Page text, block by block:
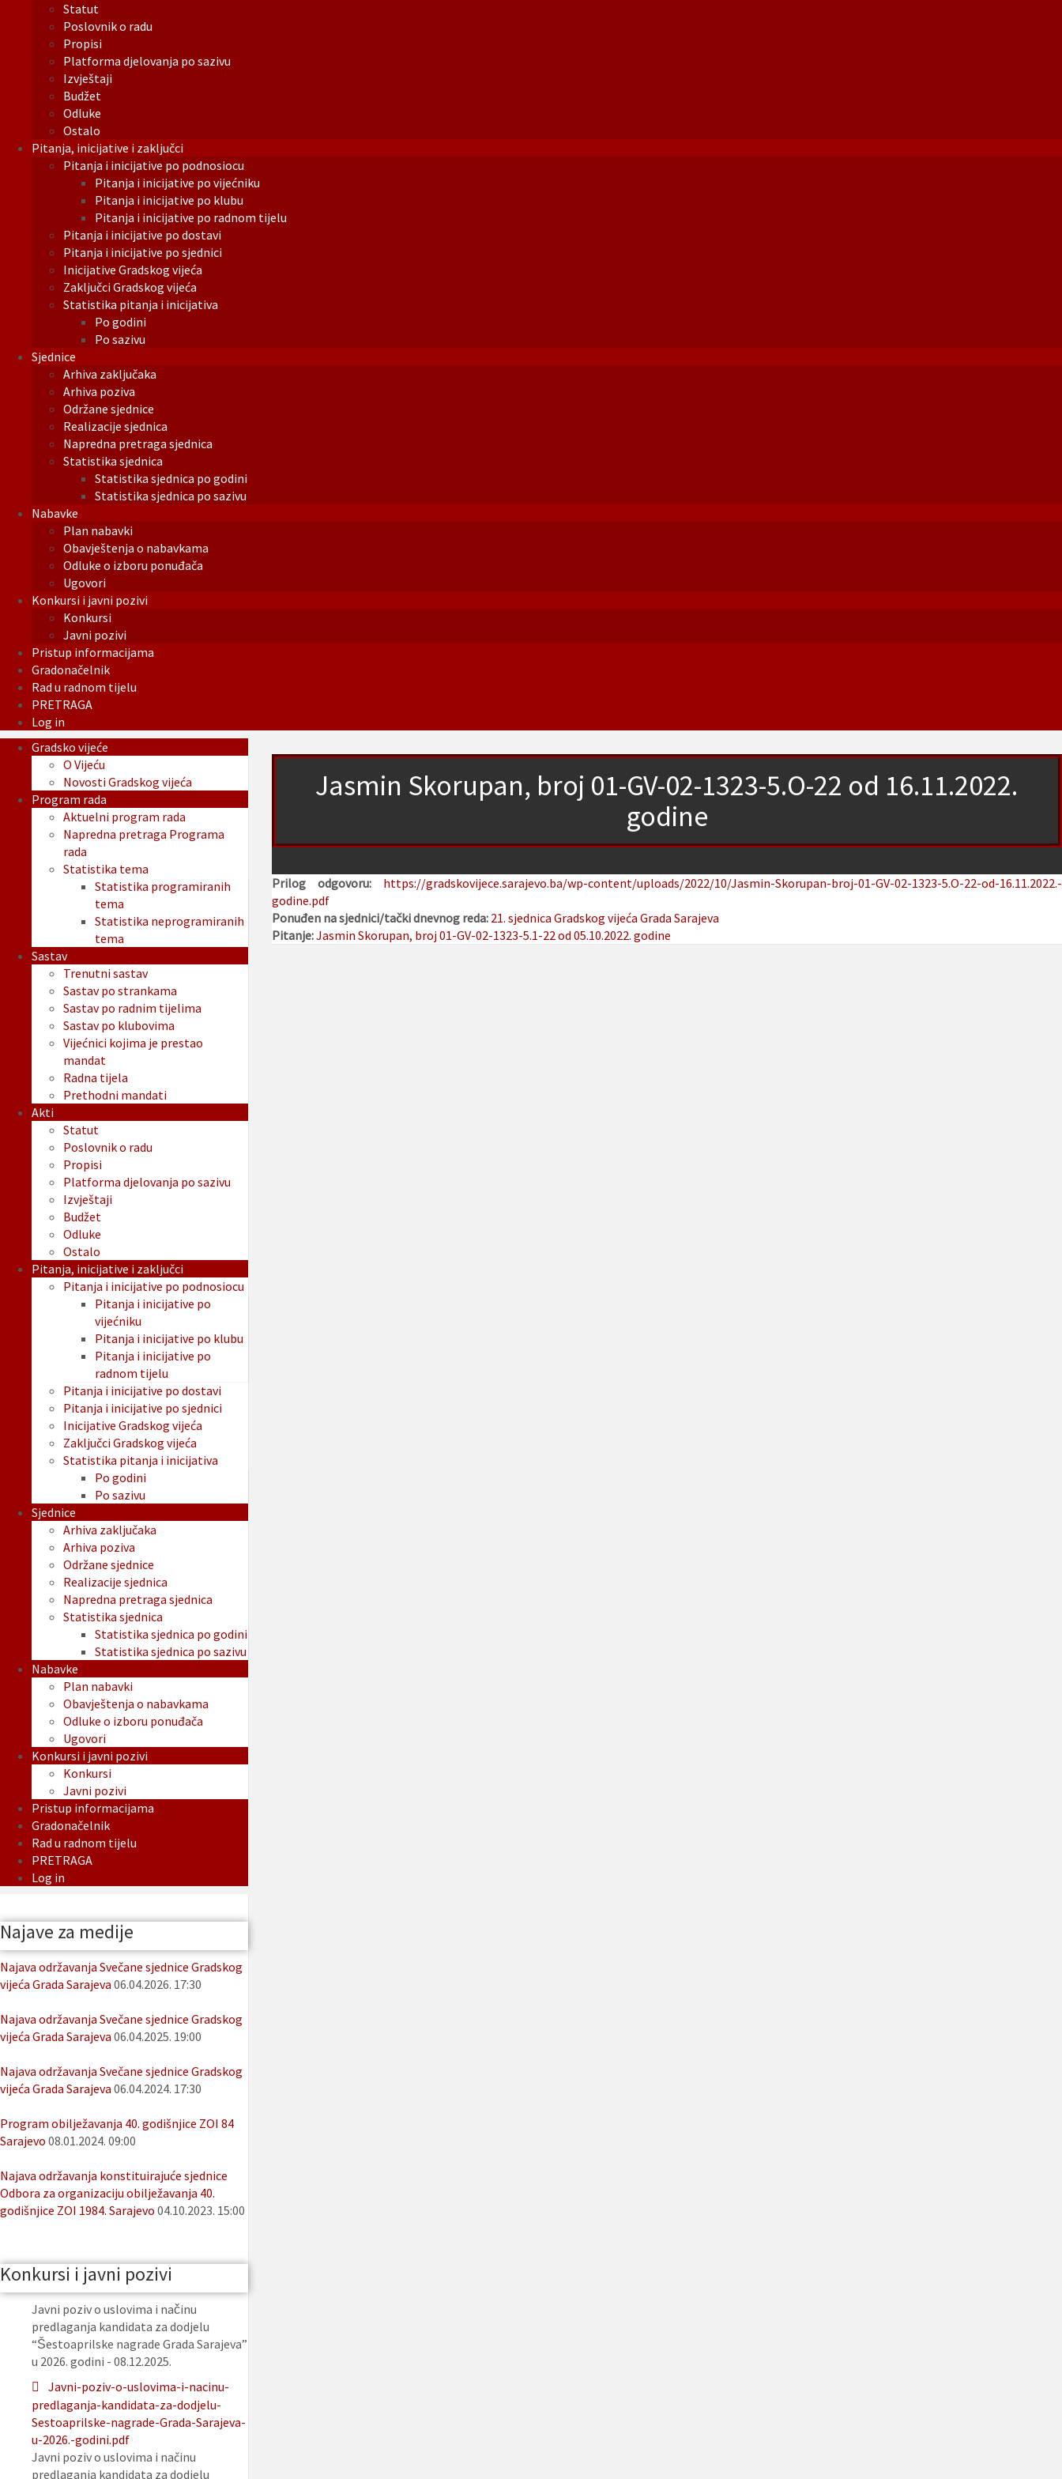
Statut
Poslovnik o radu
Propisi
Platforma djelovanja po sazivu
Izvještaji
Budžet
Odluke
Ostalo
Pitanja, inicijative i zaključci
Pitanja i inicijative po podnosiocu
Pitanja i inicijative po vijećniku
Pitanja i inicijative po klubu
Pitanja i inicijative po radnom tijelu
Pitanja i inicijative po dostavi
Pitanja i inicijative po sjednici
Inicijative Gradskog vijeća
Zaključci Gradskog vijeća
Statistika pitanja i inicijativa
Po godini
Po sazivu
Sjednice
Arhiva zaključaka
Arhiva poziva
Održane sjednice
Realizacije sjednica
Napredna pretraga sjednica
Statistika sjednica
Statistika sjednica po godini
Statistika sjednica po sazivu
Nabavke
Plan nabavki
Obavještenja o nabavkama
Odluke o izboru ponuđača
Ugovori
Konkursi i javni pozivi
Konkursi
Javni pozivi
Pristup informacijama
Gradonačelnik
Rad u radnom tijelu
PRETRAGA
Log in
Jasmin Skorupan, broj 01-GV-02-1323-5.O-22 od 16.11.2022.
godine
Prilog odgovoru: https://gradskovijece.sarajevo.ba/wp-content/uploads/2022/10/Jasmin-Skorupan-broj-01-GV-02-1323-5.O-22-od-16.11.2022.-
godine.pdf
Ponuđen na sjednici/tački dnevnog reda: 21. sjednica Gradskog vijeća Grada Sarajeva
Pitanje:Jasmin Skorupan, broj 01-GV-02-1323-5.1-22 od 05.10.2022. godine
Gradsko vijeće
O Vijeću
Novosti Gradskog vijeća
Program rada
Aktuelni program rada
Napredna pretraga Programa
rada
Statistika tema
Statistika programiranih
tema
Statistika neprogramiranih
tema
Sastav
Trenutni sastav
Sastav po strankama
Sastav po radnim tijelima
Sastav po klubovima
Vijećnici kojima je prestao
mandat
Radna tijela
Prethodni mandati
Akti
Statut
Poslovnik o radu
Propisi
Platforma djelovanja po sazivu
Izvještaji
Budžet
Odluke
Ostalo
Pitanja, inicijative i zaključci
Pitanja i inicijative po podnosiocu
Pitanja i inicijative po
vijećniku
Pitanja i inicijative po klubu
Pitanja i inicijative po
radnom tijelu
Pitanja i inicijative po dostavi
Pitanja i inicijative po sjednici
Inicijative Gradskog vijeća
Zaključci Gradskog vijeća
Statistika pitanja i inicijativa
Po godini
Po sazivu
Sjednice
Arhiva zaključaka
Arhiva poziva
Održane sjednice
Realizacije sjednica
Napredna pretraga sjednica
Statistika sjednica
Statistika sjednica po godini
Statistika sjednica po sazivu
Nabavke
Plan nabavki
Obavještenja o nabavkama
Odluke o izboru ponuđača
Ugovori
Konkursi i javni pozivi
Konkursi
Javni pozivi
Pristup informacijama
Gradonačelnik
Rad u radnom tijelu
PRETRAGA
Log in
Najave za medije
Najava održavanja Svečane sjednice Gradskog
vijeća Grada Sarajeva 06.04.2026. 17:30
Najava održavanja Svečane sjednice Gradskog
vijeća Grada Sarajeva 06.04.2025. 19:00
Najava održavanja Svečane sjednice Gradskog
vijeća Grada Sarajeva 06.04.2024. 17:30
Program obilježavanja 40. godišnjice ZOI 84
Sarajevo 08.01.2024. 09:00
Najava održavanja konstituirajuće sjednice
Odbora za organizaciju obilježavanja 40.
godišnjice ZOI 1984. Sarajevo 04.10.2023. 15:00
Konkursi i javni pozivi
Javni poziv o uslovima i načinu
predlaganja kandidata za dodjelu
“Šestoaprilske nagrade Grada Sarajeva”
u 2026. godini - 08.12.2025.
Javni-poziv-o-uslovima-i-nacinu-
predlaganja-kandidata-za-dodjelu-
Sestoaprilske-nagrade-Grada-Sarajeva-
u-2026.-godini.pdf
Javni poziv o uslovima i načinu
predlaganja kandidata za dodjelu